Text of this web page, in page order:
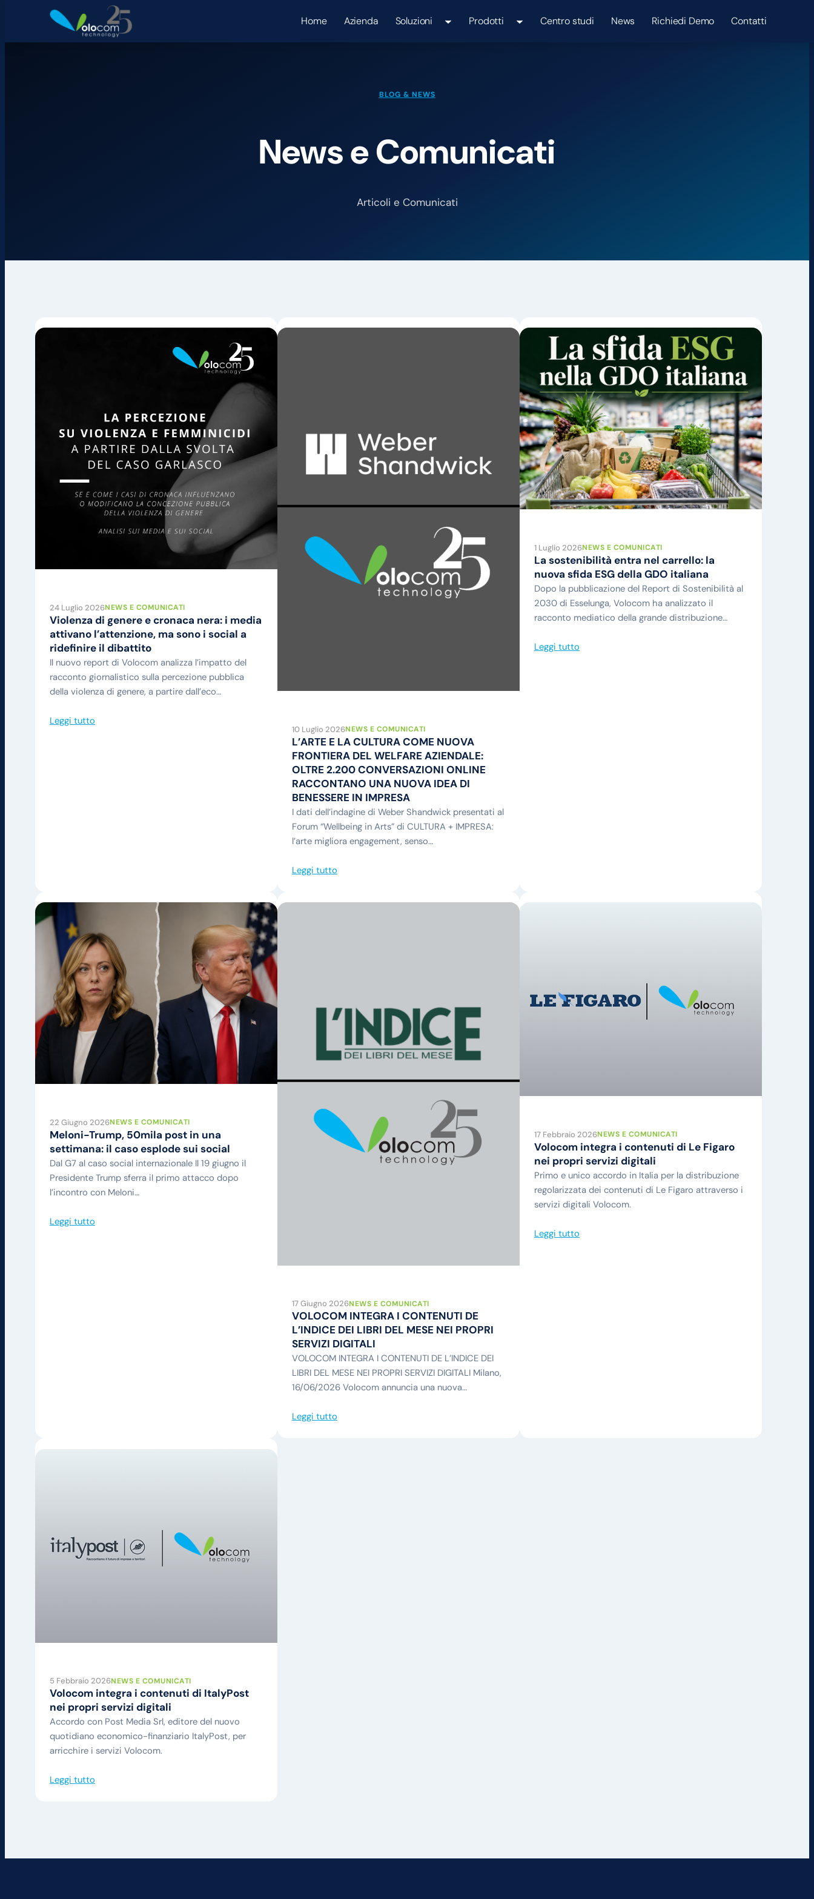
Home Azienda Soluzioni Prodotti Centro studi News Richiedi Demo Contatti
BLOG & NEWS
News e Comunicati
Articoli e Comunicati
24 Luglio 2026NEWS E COMUNICATI
Violenza di genere e cronaca nera: i media
attivano l’attenzione, ma sono i social a
ridefinire il dibattito
Il nuovo report di Volocom analizza l’impatto del
racconto giornalistico sulla percezione pubblica
della violenza di genere, a partire dall’eco…
Leggi tutto
10 Luglio 2026NEWS E COMUNICATI
L’ARTE E LA CULTURA COME NUOVA
FRONTIERA DEL WELFARE AZIENDALE:
OLTRE 2.200 CONVERSAZIONI ONLINE
RACCONTANO UNA NUOVA IDEA DI
BENESSERE IN IMPRESA
I dati dell’indagine di Weber Shandwick presentati al
Forum “Wellbeing in Arts” di CULTURA + IMPRESA:
l’arte migliora engagement, senso…
Leggi tutto
1 Luglio 2026NEWS E COMUNICATI
La sostenibilità entra nel carrello: la
nuova sfida ESG della GDO italiana
Dopo la pubblicazione del Report di Sostenibilità al
2030 di Esselunga, Volocom ha analizzato il
racconto mediatico della grande distribuzione…
Leggi tutto
22 Giugno 2026NEWS E COMUNICATI
Meloni-Trump, 50mila post in una
settimana: il caso esplode sui social
Dal G7 al caso social internazionale Il 19 giugno il
Presidente Trump sferra il primo attacco dopo
l’incontro con Meloni…
Leggi tutto
17 Giugno 2026NEWS E COMUNICATI
VOLOCOM INTEGRA I CONTENUTI DE
L’INDICE DEI LIBRI DEL MESE NEI PROPRI
SERVIZI DIGITALI
VOLOCOM INTEGRA I CONTENUTI DE L’INDICE DEI
LIBRI DEL MESE NEI PROPRI SERVIZI DIGITALI Milano,
16/06/2026 Volocom annuncia una nuova…
Leggi tutto
17 Febbraio 2026NEWS E COMUNICATI
Volocom integra i contenuti di Le Figaro
nei propri servizi digitali
Primo e unico accordo in Italia per la distribuzione
regolarizzata dei contenuti di Le Figaro attraverso i
servizi digitali Volocom.
Leggi tutto
5 Febbraio 2026NEWS E COMUNICATI
Volocom integra i contenuti di ItalyPost
nei propri servizi digitali
Accordo con Post Media Srl, editore del nuovo
quotidiano economico-finanziario ItalyPost, per
arricchire i servizi Volocom.
Leggi tutto